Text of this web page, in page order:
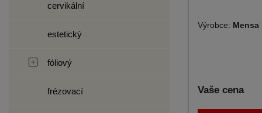
cervikální
estetický
fóliový
frézovací
Výrobce:
Vaše cena